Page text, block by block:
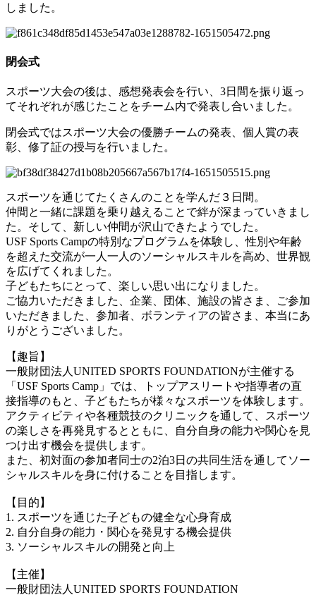
しました。
閉会式
スポーツ大会の後は、感想発表会を行い、3日間を振り返っ
てそれぞれが感じたことをチーム内で発表し合いました。
閉会式ではスポーツ大会の優勝チームの発表、個人賞の表
彰、修了証の授与を行いました。
スポーツを通じてたくさんのことを学んだ３日間。
仲間と一緒に課題を乗り越えることで絆が深まっていきまし
た。そして、新しい仲間が沢山できたようでした。
USF Sports Campの特別なプログラムを体験し、性別や年齢
を超えた交流が一人一人のソーシャルスキルを高め、世界観
を広げてくれました。
子どもたちにとって、楽しい思い出になりました。
ご協力いただきました、企業、団体、施設の皆さま、ご参加
いただきました、参加者、ボランティアの皆さま、本当にあ
りがとうございました。
【趣旨】
一般財団法人UNITED SPORTS FOUNDATIONが主催する
「USF Sports Camp」では、トップアスリートや指導者の直
接指導のもと、子どもたちが様々なスポーツを体験します。
アクティビティや各種競技のクリニックを通して、スポーツ
の楽しさを再発見するとともに、自分自身の能力や関心を見
つけ出す機会を提供します。
また、初対面の参加者同士の2泊3日の共同生活を通してソー
シャルスキルを身に付けることを目指します。
【目的】
1. スポーツを通じた子どもの健全な心身育成
2. 自分自身の能力・関心を発見する機会提供
3. ソーシャルスキルの開発と向上
【主催】
一般財団法人UNITED SPORTS FOUNDATION